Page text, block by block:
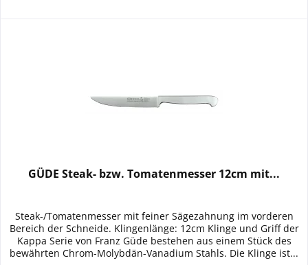
GÜDE Steak- bzw. Tomatenmesser 12cm mit...
Steak-/Tomatenmesser mit feiner Sägezahnung im vorderen
Bereich der Schneide. Klingenlänge: 12cm Klinge und Griff der
Kappa Serie von Franz Güde bestehen aus einem Stück des
bewährten Chrom-Molybdän-Vanadium Stahls. Die Klinge ist...